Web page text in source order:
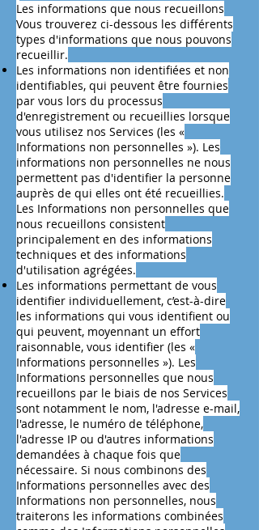
Les informations que nous recueillons
Vous trouverez ci-dessous les différents
types d'informations que nous pouvons
recueillir.
Les informations non identifiées et non
identifiables, qui peuvent être fournies
par vous lors du processus
d'enregistrement ou recueillies lorsque
vous utilisez nos Services (les «
Informations non personnelles »). Les
informations non personnelles ne nous
permettent pas d'identifier la personne
auprès de qui elles ont été recueillies.
Les Informations non personnelles que
nous recueillons consistent
principalement en des informations
techniques et des informations
d'utilisation agrégées.
Les informations permettant de vous
identifier individuellement, c’est-à-dire
les informations qui vous identifient ou
qui peuvent, moyennant un effort
raisonnable, vous identifier (les «
Informations personnelles »). Les
Informations personnelles que nous
recueillons par le biais de nos Services
sont notamment le nom, l'adresse e-mail,
l'adresse, le numéro de téléphone,
l'adresse IP ou d'autres informations
demandées à chaque fois que
nécessaire. Si nous combinons des
Informations personnelles avec des
Informations non personnelles, nous
traiterons les informations combinées